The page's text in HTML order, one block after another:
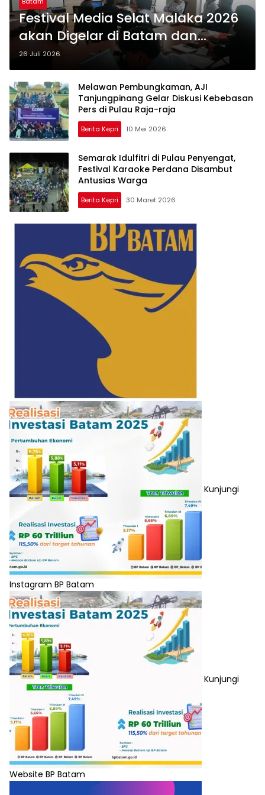
Festival Media Selat Malaka 2026
akan Digelar di Batam dan
Tanjungpinang, Hadirkan 12
Workshop, Bazar hingga
Sarasehan
26 Juli 2026
Melawan Pembungkaman, AJI
Tanjungpinang Gelar Diskusi Kebebasan
Pers di Pulau Raja-raja
Berita Kepri 10 Mei 2026
Semarak Idulfitri di Pulau Penyengat,
Festival Karaoke Perdana Disambut
Antusias Warga
Berita Kepri 30 Maret 2026
Kunjungi
Instagram BP Batam
Kunjungi
Website BP Batam